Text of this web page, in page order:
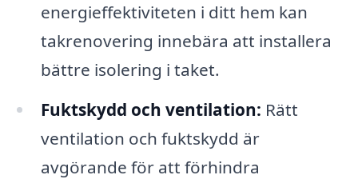
energieffektiviteten i ditt hem kan
takrenovering innebära att installera
bättre isolering i taket.
Fuktskydd och ventilation: Rätt
ventilation och fuktskydd är
avgörande för att förhindra